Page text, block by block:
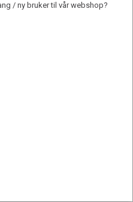
/ ny bruker til vår webshop?